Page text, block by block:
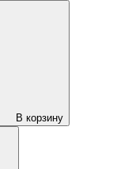
В корзину